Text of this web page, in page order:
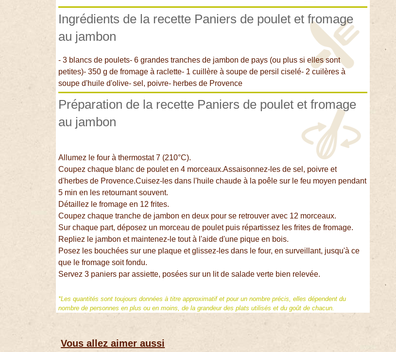
Ingrédients de la recette Paniers de poulet et fromage
au jambon
- 3 blancs de poulets- 6 grandes tranches de jambon de pays (ou plus si elles sont
petites)- 350 g de fromage à raclette- 1 cuillère à soupe de persil ciselé- 2 cuilères à
soupe d'huile d'olive- sel, poivre- herbes de Provence
Préparation de la recette Paniers de poulet et fromage
au jambon
Allumez le four à thermostat 7 (210°C).
Coupez chaque blanc de poulet en 4 morceaux.Assaisonnez-les de sel, poivre et
d'herbes de Provence.Cuisez-les dans l'huile chaude à la poêle sur le feu moyen pendant
5 min en les retournant souvent.
Détaillez le fromage en 12 frites.
Coupez chaque tranche de jambon en deux pour se retrouver avec 12 morceaux.
Sur chaque part, déposez un morceau de poulet puis répartissez les frites de fromage.
Repliez le jambon et maintenez-le tout à l'aide d'une pique en bois.
Posez les bouchées sur une plaque et glissez-les dans le four, en surveillant, jusqu'à ce
que le fromage soit fondu.
Servez 3 paniers par assiette, posées sur un lit de salade verte bien relevée.
*Les quantités sont toujours données à titre approximatif et pour un nombre précis, elles dépendent du
nombre de personnes en plus ou en moins, de la grandeur des plats utilisés et du goût de chacun.
Vous allez aimer aussi